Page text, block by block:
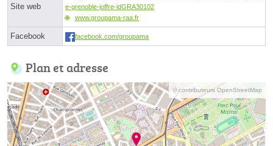
Site web
e-grenoble-joffre-idGRA30102
www.groupama-raa.fr
Facebook facebook.com/groupama
Plan et adresse
© contributeurs OpenStreetMap